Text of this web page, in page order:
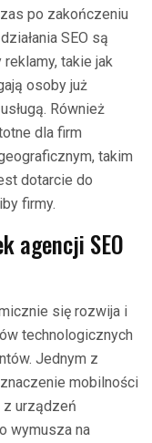
po zakończeniu
SEO są
takie jak
osoby już
Również
dla firm
takim
dotarcie do
firmy.
agencji SEO
się rozwija i
technologicznych
Jednym z
mobilności
z urządzeń
wymusza na